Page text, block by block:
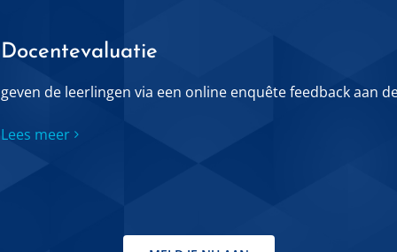
Docentevaluatie
geven de leerlingen via een online enquête feedback aan
Lees meer